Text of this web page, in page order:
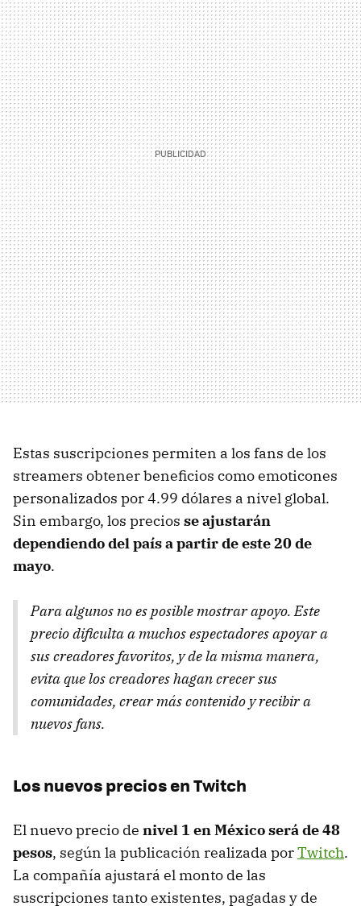
Estas suscripciones permiten a los fans de los
streamers obtener beneficios como emoticones
personalizados por 4.99 dólares a nivel global.
Sin embargo, los precios se ajustarán
dependiendo del país a partir de este 20 de
mayo.
Para algunos no es posible mostrar apoyo. Este
precio dificulta a muchos espectadores apoyar a
sus creadores favoritos, y de la misma manera,
evita que los creadores hagan crecer sus
comunidades, crear más contenido y recibir a
nuevos fans.
Los nuevos precios en Twitch
El nuevo precio de nivel 1 en México será de 48
pesos, según la publicación realizada porTwitch.
La compañía ajustará el monto de las
suscripciones tanto existentes, pagadas y de